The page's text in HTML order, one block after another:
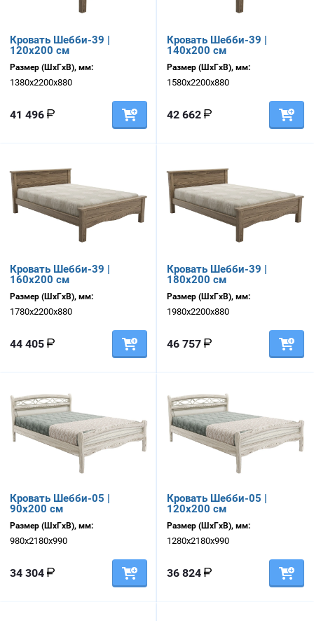
Кровать Шебби-39 |
120х200 см
Размер (ШхГхВ), мм:
1380х2200х880
41 496
Кровать Шебби-39 |
140х200 см
Размер (ШхГхВ), мм:
1580х2200х880
42 662
Кровать Шебби-39 |
160х200 см
Размер (ШхГхВ), мм:
1780х2200х880
44 405
Кровать Шебби-39 |
180х200 см
Размер (ШхГхВ), мм:
1980х2200х880
46 757
Кровать Шебби-05 |
90х200 см
Размер (ШхГхВ), мм:
980х2180х990
34 304
Кровать Шебби-05 |
120х200 см
Размер (ШхГхВ), мм:
1280х2180х990
36 824